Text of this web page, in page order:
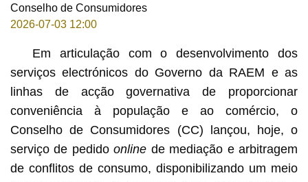
Conselho de Consumidores
2026-07-03 12:00
Em articulação com o desenvolvimento dos
serviços electrónicos do Governo da RAEM e as
linhas de acção governativa de proporcionar
conveniência à população e ao comércio, o
Conselho de Consumidores (CC) lançou, hoje, o
serviço de pedidoonline de mediação e arbitragem
de conflitos de consumo, disponibilizando um meio